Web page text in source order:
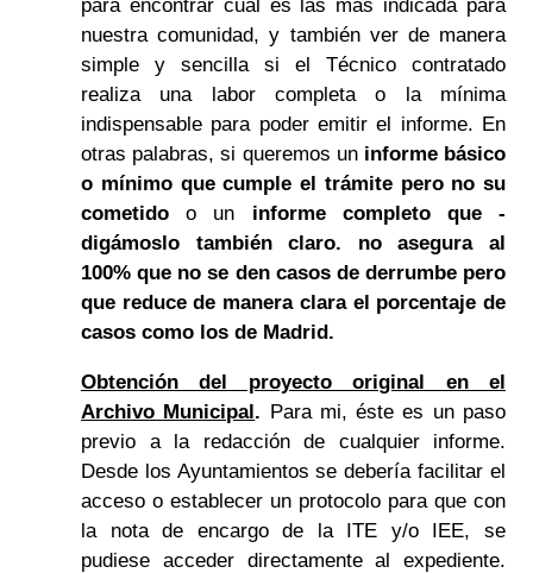
para encontrar cual es las más indicada para
nuestra comunidad, y también ver de manera
simple y sencilla si el Técnico contratado
realiza una labor completa o la mínima
indispensable para poder emitir el informe. En
otras palabras, si queremos un informe básico
o mínimo que cumple el trámite pero no su
cometido o un informe completo que -
digámoslo también claro. no asegura al
100% que no se den casos de derrumbe pero
que reduce de manera clara el porcentaje de
casos como los de Madrid.
Obtención del proyecto original en el
Archivo Municipal. Para mi, éste es un paso
previo a la redacción de cualquier informe.
Desde los Ayuntamientos se debería facilitar el
acceso o establecer un protocolo para que con
la nota de encargo de la ITE y/o IEE, se
pudiese acceder directamente al expediente.